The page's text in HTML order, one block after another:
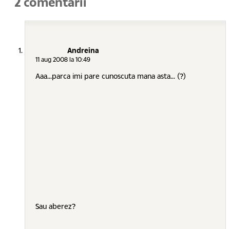
Andreina
11 aug 2008 la 10:49
Aaa...parca imi pare cunoscuta mana asta... (?)
Sau aberez?